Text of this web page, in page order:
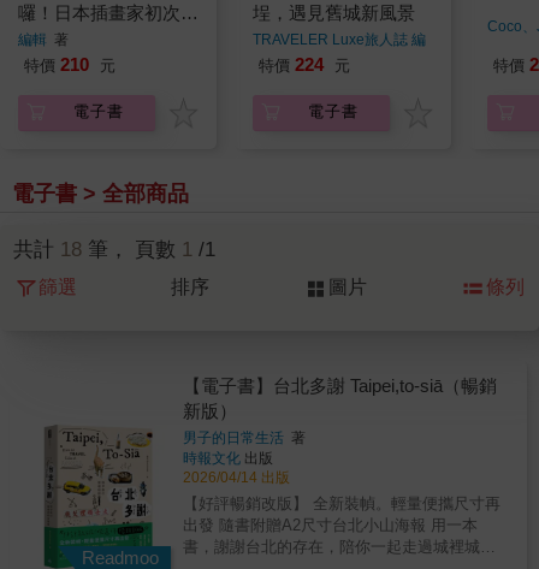
囉！日本插畫家初次海
外旅行
編輯 著
特價 210 元
電子書
埕，遇見舊城新風景
TRAVELER Luxe旅人誌 編
輯室著
特價 224 元
電子書
Coco
特價
電子書 > 全部商品
共計 18 筆， 頁數 1 /1
篩選 排序 圖片 條列
Readmoo
【電子書】台北多謝 Taipei,to-siā（暢銷
新版）
男子的日常生活 著
時報文化 出版
2026/04/14 出版
【好評暢銷改版】 全新裝幀。輕量便攜尺寸再
出發 隨書附贈A2尺寸台北小山海報 用一本
書，謝謝台北的存在，陪你一起走過城裡城